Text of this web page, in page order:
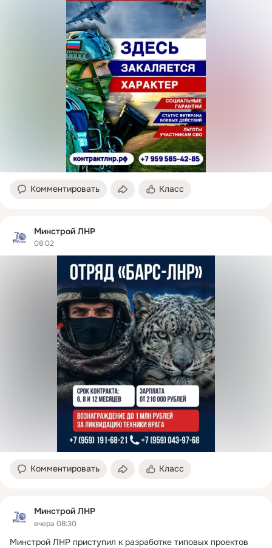
Комментировать Класс
Минстрой ЛНР
08:02
Комментировать Класс
Минстрой ЛНР
вчера 08:30
Минстрой ЛНР приступил к разработке типовых проектов